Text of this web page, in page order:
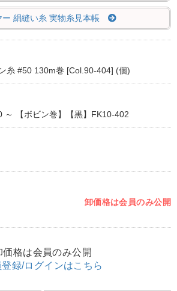
絹縫い糸 実物糸見本帳
糸 #50 130m巻 [Col.90-404] (個)
～ 【ボビン巻】【黒】FK10-402
卸価格は会員のみ公開
価格は会員のみ公開
録/ログインはこちら